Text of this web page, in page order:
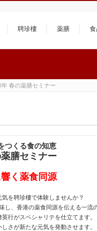
聘珍樓 薬膳
年 春の薬膳セミナー
つくる食の知恵
膳セミナー
く薬食同源
を聘珍樓で体験しませんか？
し、香港の薬食同源を伝える一流
行がスペシャリテを仕立てます。
さが新たな元気を発動させます。